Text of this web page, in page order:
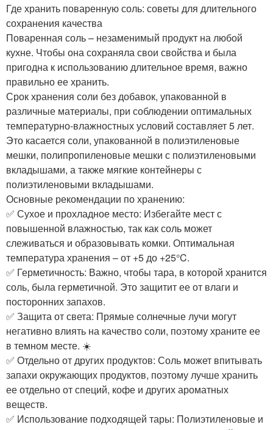
Где хранить поваренную соль: советы для длительного
сохранения качества
Поваренная соль – незаменимый продукт на любой
кухне. Чтобы она сохраняла свои свойства и была
пригодна к использованию длительное время, важно
правильно ее хранить.
Срок хранения соли без добавок, упакованной в
различные материалы, при соблюдении оптимальных
температурно-влажностных условий составляет 5 лет.
Это касается соли, упакованной в полиэтиленовые
мешки, полипропиленовые мешки с полиэтиленовыми
вкладышами, а также мягкие контейнеры с
полиэтиленовыми вкладышами.
Основные рекомендации по хранению:
✅ Сухое и прохладное место: Избегайте мест с
повышенной влажностью, так как соль может
слеживаться и образовывать комки. Оптимальная
температура хранения – от +5 до +25°C. ️
✅ Герметичность: Важно, чтобы тара, в которой хранится
соль, была герметичной. Это защитит ее от влаги и
посторонних запахов.
✅ Защита от света: Прямые солнечные лучи могут
негативно влиять на качество соли, поэтому храните ее
в темном месте. ☀️
✅ Отдельно от других продуктов: Соль может впитывать
запахи окружающих продуктов, поэтому лучше хранить
ее отдельно от специй, кофе и других ароматных
веществ.
✅ Использование подходящей тары: Полиэтиленовые и